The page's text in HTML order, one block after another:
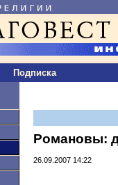
Подписка
Романовы:
26.09.2007 14:22